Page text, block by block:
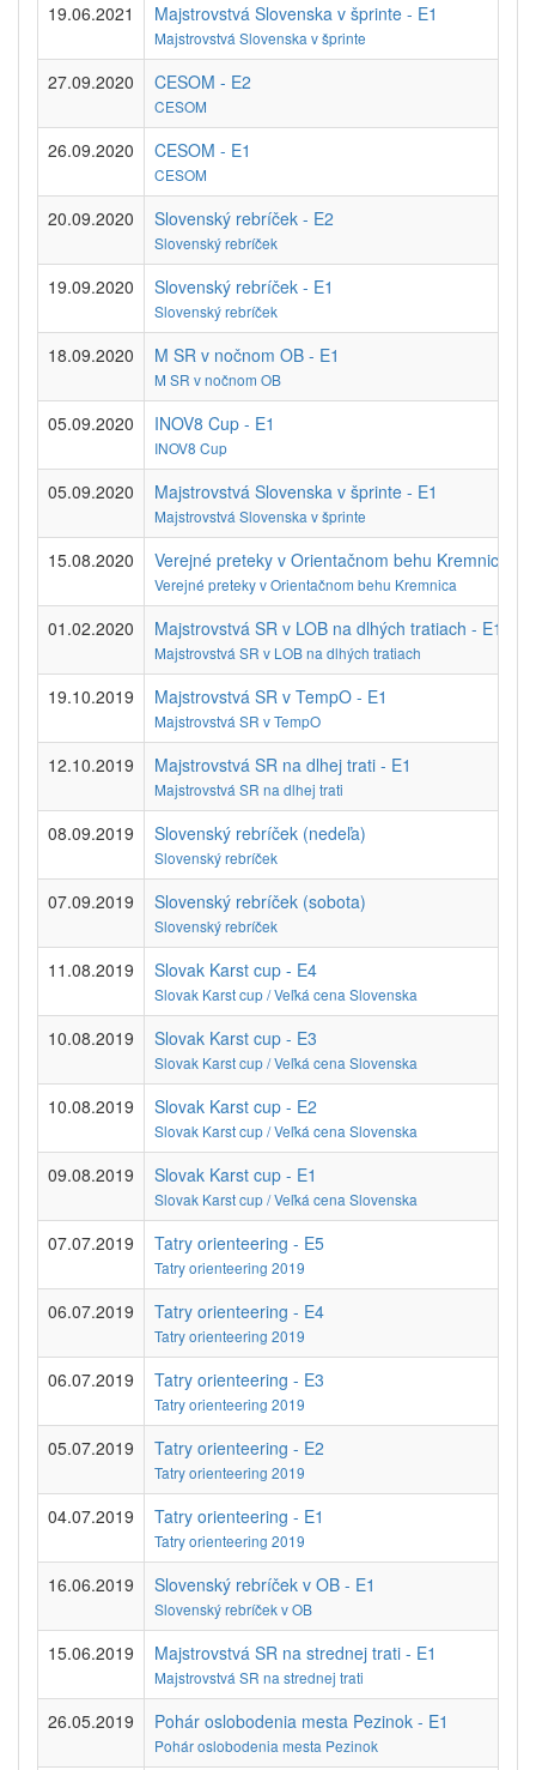
19.06.2021 Majstrovstvá Slovenska v šprinte - E1
Majstrovstvá Slovenska v šprinte
27.09.2020 CESOM - E2
CESOM
26.09.2020 CESOM - E1
CESOM
20.09.2020 Slovenský rebríček - E2
Slovenský rebríček
19.09.2020 Slovenský rebríček - E1
Slovenský rebríček
18.09.2020 M SR v nočnom OB - E1
M SR v nočnom OB
05.09.2020 INOV8 Cup - E1
INOV8 Cup
05.09.2020 Majstrovstvá Slovenska v šprinte - E1
Majstrovstvá Slovenska v šprinte
15.08.2020 Verejné preteky v Orientačnom behu Kremnica -
Verejné preteky v Orientačnom behu Kremnica
01.02.2020 Majstrovstvá SR v LOB na dlhých tratiach - E1
Majstrovstvá SR v LOB na dlhých tratiach
19.10.2019 Majstrovstvá SR v TempO - E1
Majstrovstvá SR v TempO
12.10.2019 Majstrovstvá SR na dlhej trati - E1
Majstrovstvá SR na dlhej trati
08.09.2019 Slovenský rebríček (nedeľa)
Slovenský rebríček
07.09.2019 Slovenský rebríček (sobota)
Slovenský rebríček
11.08.2019 Slovak Karst cup - E4
Slovak Karst cup / Veľká cena Slovenska
10.08.2019 Slovak Karst cup - E3
Slovak Karst cup / Veľká cena Slovenska
10.08.2019 Slovak Karst cup - E2
Slovak Karst cup / Veľká cena Slovenska
09.08.2019 Slovak Karst cup - E1
Slovak Karst cup / Veľká cena Slovenska
07.07.2019 Tatry orienteering - E5
Tatry orienteering 2019
06.07.2019 Tatry orienteering - E4
Tatry orienteering 2019
06.07.2019 Tatry orienteering - E3
Tatry orienteering 2019
05.07.2019 Tatry orienteering - E2
Tatry orienteering 2019
04.07.2019 Tatry orienteering - E1
Tatry orienteering 2019
16.06.2019 Slovenský rebríček v OB - E1
Slovenský rebríček v OB
15.06.2019 Majstrovstvá SR na strednej trati - E1
Majstrovstvá SR na strednej trati
26.05.2019 Pohár oslobodenia mesta Pezinok - E1
Pohár oslobodenia mesta Pezinok